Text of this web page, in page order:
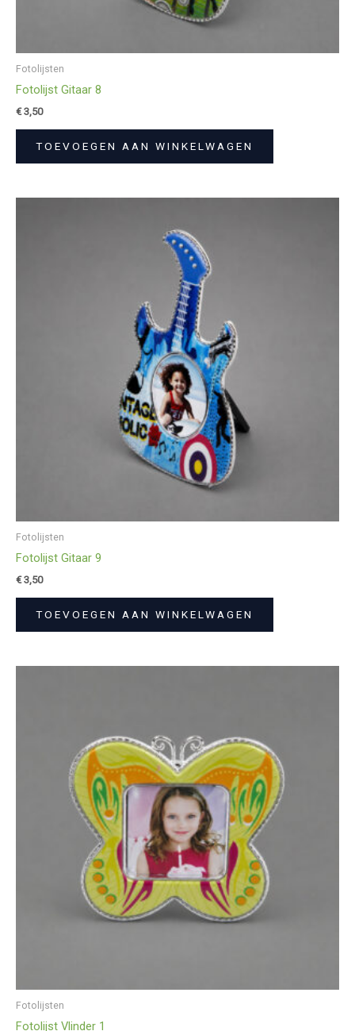
Fotolijsten
Fotolijst Gitaar 8
€3,50
TOEVOEGEN AAN WINKELWAGEN
Fotolijsten
Fotolijst Gitaar 9
€3,50
TOEVOEGEN AAN WINKELWAGEN
Fotolijsten
Fotolijst Vlinder 1